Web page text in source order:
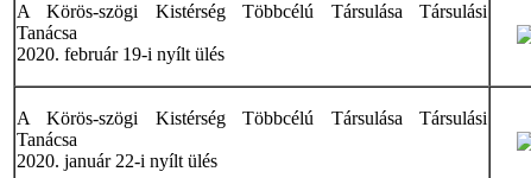
A Körös-szögi Kistérség Többcélú Társulása Társulási
Tanácsa
2020. február 19-i nyílt ülés
A Körös-szögi Kistérség Többcélú Társulása Társulási
Tanácsa
2020. január 22-i nyílt ülés